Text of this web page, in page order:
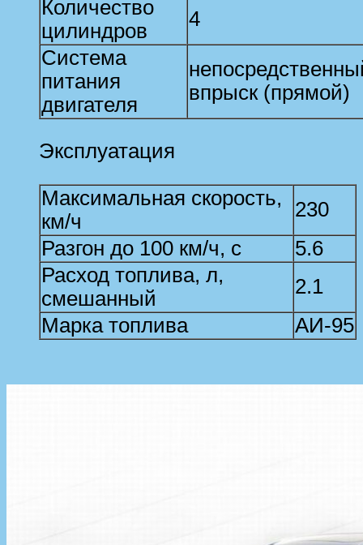
Количество
цилиндров
4
Система
питания
двигателя
впрыск (прямой)
Эксплуатация
Максимальная скорость,
км/ч
230
Разгон до 100 км/ч, с
5.6
Расход топлива, л,
смешанный
2.1
Марка топлива
АИ-95